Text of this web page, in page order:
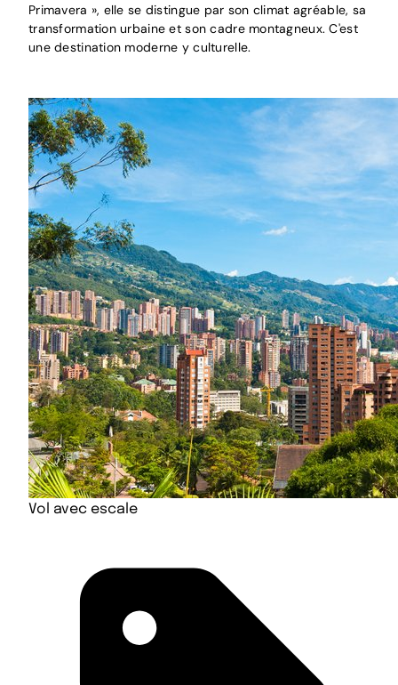
Primavera », elle se distingue par son climat agréable, sa
transformation urbaine et son cadre montagneux. C'est
une destination moderne y culturelle.
Vol avec escale